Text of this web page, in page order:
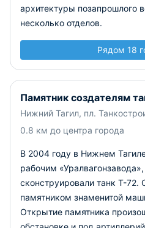
архитектуры позапрошлого
несколько отделов.
Рядом 18
Памятник создателям
Нижний Тагил, пл.
0.8 км до центра города
В 2004 году в Нижнем
рабочим
сконструировали танк Т-
памятником знаменитой
Открытие памятника